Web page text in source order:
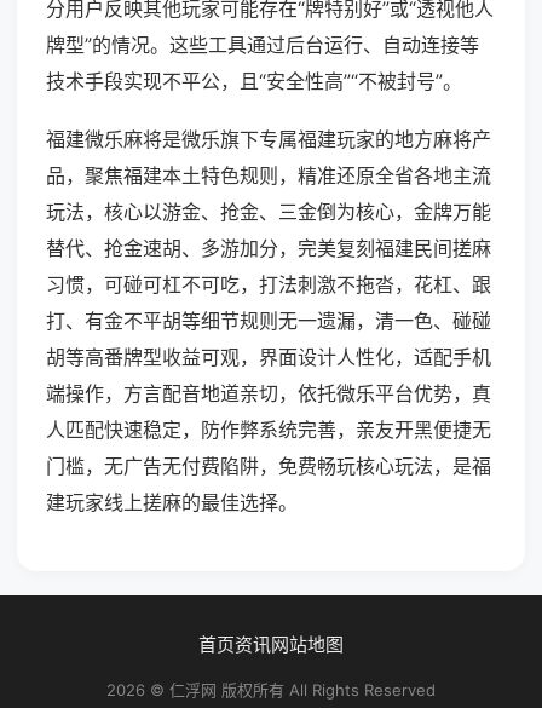
分用户反映其他玩家可能存在“牌特别好”或“透视他人
牌型”的情况。这些工具通过后台运行、自动连接等
技术手段实现不平公，且“安全性高”“不被封号”。
福建微乐麻将是微乐旗下专属福建玩家的地方麻将产
品，聚焦福建本土特色规则，精准还原全省各地主流
玩法，核心以游金、抢金、三金倒为核心，金牌万能
替代、抢金速胡、多游加分，完美复刻福建民间搓麻
习惯，可碰可杠不可吃，打法刺激不拖沓，花杠、跟
打、有金不平胡等细节规则无一遗漏，清一色、碰碰
胡等高番牌型收益可观，界面设计人性化，适配手机
端操作，方言配音地道亲切，依托微乐平台优势，真
人匹配快速稳定，防作弊系统完善，亲友开黑便捷无
门槛，无广告无付费陷阱，免费畅玩核心玩法，是福
建玩家线上搓麻的最佳选择。
首页资讯网站地图
2026 © 仁浮网 版权所有 All Rights Reserved